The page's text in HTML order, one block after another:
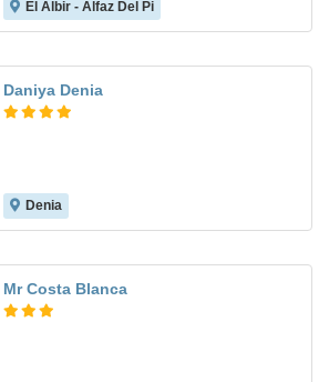
El Albir - Alfaz Del Pi
Daniya Denia
Denia
Mr Costa Blanca